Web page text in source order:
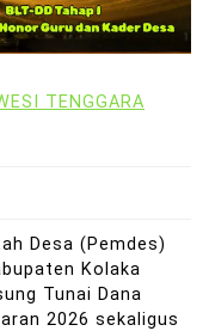
TENGGARA
Desa (Pemdes)
Kolaka
Tunai Dana
2026 sekaligus